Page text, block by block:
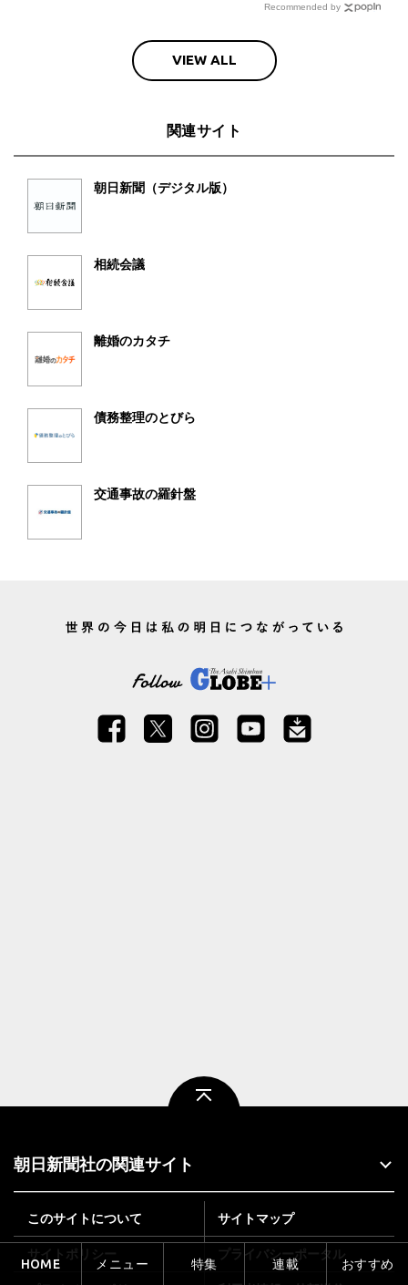
Recommended by
VIEW ALL
関連サイト
朝日新聞（デジタル版）
相続会議
離婚のカタチ
債務整理のとびら
交通事故の羅針盤
朝日新聞社の関連サイト
このサイトについて サイトマップ
サイトポリシー プライバシーポータル
HOME メニュー 特集 連載 おすすめ